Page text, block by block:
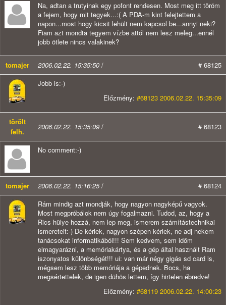
Na, adtan a trutyinak egy pofont rendesen. Most meg itt töröm
a fejem, hogy mit tegyek...:( A PDA-m kint felejtettem a
napon...most hogy kicsit lehült nem kapcsol be...annyi neki?
Fiam azt mondta tegyem vízbe attól nem lesz meleg...ennél
jobb ötlete nincs valakinek?
tomajer 2006.02.22. 15:35:50 /
# 68125
Jobb is:-)
Előzmény: #68123 2006.02.22. 15:35:09
törölt
felh.
2006.02.22. 15:35:09 / # 68123
No comment:-)
tomajer 2006.02.22. 15:16:25/
# 68124
Rám mindig azt mondják, hogy nagyon nagyképű vagyok.
Most megpróbálok nem úgy fogalmazni. Tudod, az, hogy a
Rics hülye hozzá, nem lep meg, ismerem számítástechnikai
ismereteit:-) De kérlek, nagyon szépen kérlek, ne adj nekem
tanácsokat informatikából!!! Sem kedvem, sem időm
elmagyarázni, a memóriakártya, és a gép által használt Ram
iszonyatos különbségét!!! ui: van már négy gigás sd card is,
mégsem lesz több memóriája a gépednek. Bocs, ha
megsértettelek, de igen dühös lettem, így hirtelen ébredve!
Előzmény: #68119 2006.02.22. 14:00:23